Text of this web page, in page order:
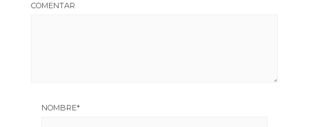
COMENTAR
NOMBRE*